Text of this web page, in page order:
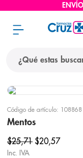
Código de artículo: 108868
Mentos
$25,71 $20,57
Inc. IVA
términos más
3.